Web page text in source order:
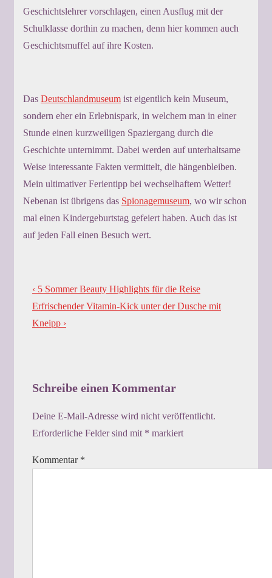
Geschichtslehrer vorschlagen, einen Ausflug mit der
Schulklasse dorthin zu machen, denn hier kommen auch
Geschichtsmuffel auf ihre Kosten.
Das Deutschlandmuseum ist eigentlich kein Museum,
sondern eher ein Erlebnispark, in welchem man in einer
Stunde einen kurzweiligen Spaziergang durch die
Geschichte unternimmt. Dabei werden auf unterhaltsame
Weise interessante Fakten vermittelt, die hängenbleiben.
Mein ultimativer Ferientipp bei wechselhaftem Wetter!
Nebenan ist übrigens das Spionagemuseum, wo wir schon
mal einen Kindergeburtstag gefeiert haben. Auch das ist
auf jeden Fall einen Besuch wert.
Beitragsnavigation
Previous
Post
is
‹ 5 Sommer Beauty Highlights für die Reise
Next
Post
Erfrischender Vitamin-Kick unter der Dusche mit
Kneipp ›
Schreibe einen Kommentar
Deine E-Mail-Adresse wird nicht veröffentlicht.
Erforderliche Felder sind mit * markiert
Kommentar *